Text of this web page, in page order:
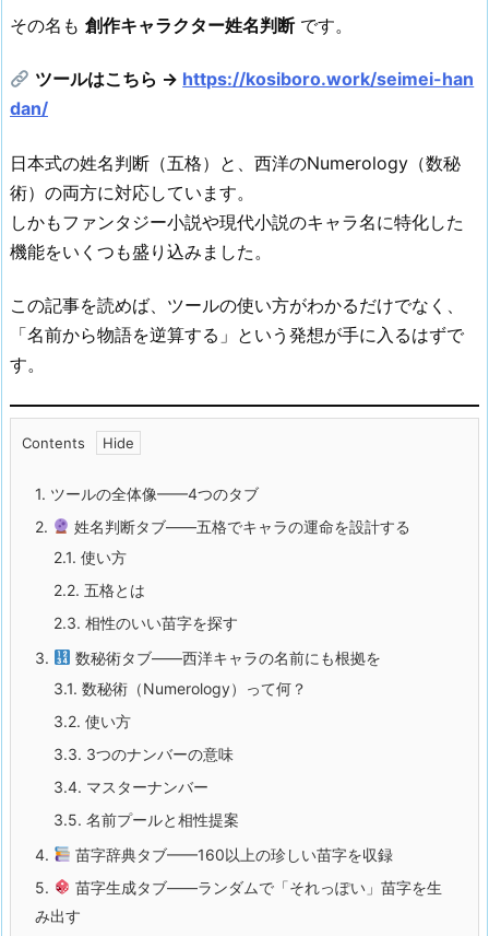
その名も 創作キャラクター姓名判断です。
ツールはこちら → https://kosiboro.work/seimei-han
dan/
日本式の姓名判断（五格）と、西洋のNumerology（数秘
術）の両方に対応しています。
しかもファンタジー小説や現代小説のキャラ名に特化した
機能をいくつも盛り込みました。
この記事を読めば、ツールの使い方がわかるだけでなく、
「名前から物語を逆算する」という発想が手に入るはずで
す。
Contents
1. ツールの全体像——4つのタブ
2.
姓名判断タブ——五格でキャラの運命を設計する
2.1. 使い方
2.2. 五格とは
2.3. 相性のいい苗字を探す
3.
数秘術タブ——西洋キャラの名前にも根拠を
3.1. 数秘術（Numerology）って何？
3.2. 使い方
3.3. 3つのナンバーの意味
3.4. マスターナンバー
3.5. 名前プールと相性提案
4.
苗字辞典タブ——160以上の珍しい苗字を収録
5.
苗字生成タブ——ランダムで「それっぽい」苗字を生
み出す